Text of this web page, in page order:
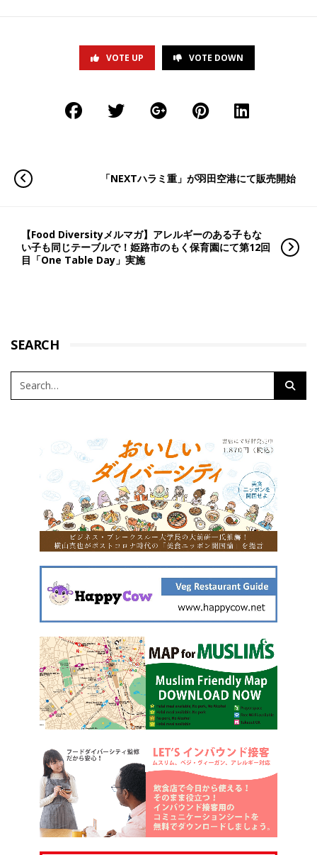
VOTE UP VOTE DOWN
「NEXTハラミ重」が羽田空港にて販売開始
【Food Diversityメルマガ】アレルギーのある子もな
い子も同じテーブルで！姫路市のもく保育園にて第12回
目「One Table Day」実施
SEARCH